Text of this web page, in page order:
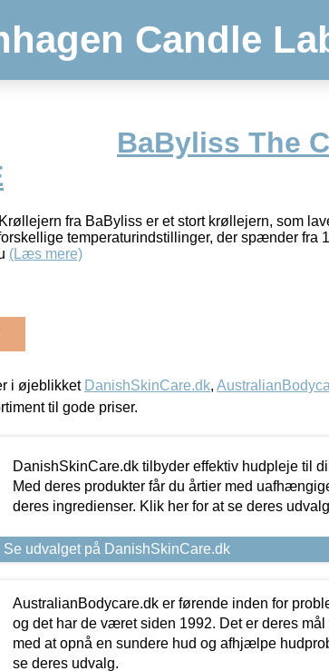
Candle
BaByliss The
fra BaByliss er et stort krøllejern, som
temperaturindstillinger, der spænder fra
(Læs mere)
i øjeblikket DanishSkinCare.dk,
til gode priser.
DanishSkinCare.dk tilbyder effektiv hudpleje til
Med deres produkter får du årtier med
deres ingredienser. Klik her for at se deres
Se udvalget på DanishSkinCare.dk
AustralianBodycare.dk er førende inden for
og det har de været siden 1992. Det er deres
med at opnå en sundere hud og afhjælpe
se deres udvalg.